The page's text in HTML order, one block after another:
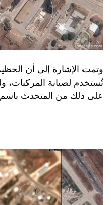
وتمت الإشارة إلى أن
تُستخدم لصيانة
على ذلك من المتحدث باسم